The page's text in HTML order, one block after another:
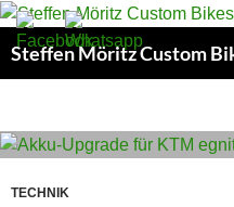
Steffen Möritz Custom
Suchen
TECHNIK